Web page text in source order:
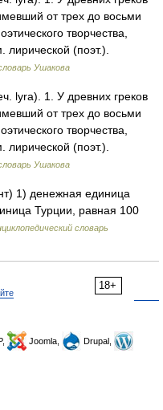
от трех до восьми
творчества,
(поэт.).
Ушакова
lyra). 1. У древних греков
от трех до восьми
творчества,
(поэт.).
Ушакова
1) денежная единица
Турции, равная 100
словарь
18+
Joomla,
Drupal,